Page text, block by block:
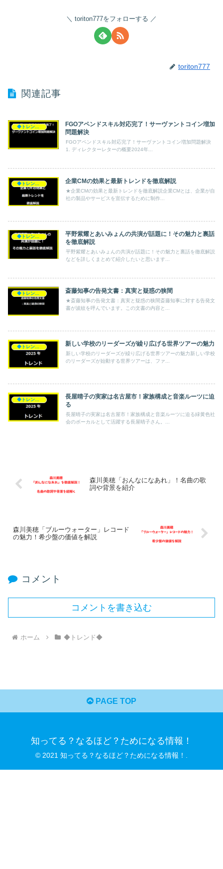
toriton777をフォローする
toriton777
関連記事
◆トレンド◆
FGOアペンドスキル対応完了！サーヴァントコイン増加
問題解決
FGOアペンドスキル対応完了！サーヴァントコイン増加問題解決
1. ディレクターレターの概要2024年...
◆トレンド◆ 企業CMの効果と最新トレンドを徹底解説
★企業CMの効果と最新トレンドを徹底解説企業CMとは、企業が自
社の製品やサービスを宣伝するために制作...
◆トレンド◆
平野紫耀とあいみょんの共演が話題に！その魅力と裏話
を徹底解説
平野紫耀とあいみょんの共演が話題に！その魅力と裏話を徹底解説
などを詳しくまとめて紹介したいと思います...
◆トレンド◆ 斎藤知事の告発文書：真実と疑惑の狭間
★斎藤知事の告発文書：真実と疑惑の狭間斎藤知事に対する告発文
書が波紋を呼んでいます。この文書の内容と...
新しい学校のリーダーズが繰り広げる世界ツアーの魅力
新しい学校のリーダーズが繰り広げる世界ツアーの魅力新しい学校
のリーダーズが始動する世界ツアーは、ファ...
長屋晴子の実家は名古屋市！家族構成と音楽ルーツに迫
る
長屋晴子の実家は名古屋市！家族構成と音楽ルーツに迫る緑黄色社
会のボーカルとして活躍する長屋晴子さん。...
森川美穂「おんなになあれ」！名曲の歌
詞や背景を紹介
森川美穂「ブルーウォーター」レコード
の魅力！希少盤の価値を解説
コメント
コメントを書き込む
ホーム ◆トレンド◆
PAGE TOP
知ってる？なるほど？ためになる情報！
© 2021 知ってる？なるほど？ためになる情報！.